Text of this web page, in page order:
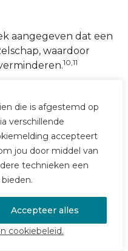
die is afgestemd op
verschillende
accepteert
jou door middel van
technieken een
Accepteer alles
cookiebeleid.
aangegeven dat een
waardoor
10,11
eenzaamheid. In
naar de
en zorgverleners
voor
kwamen de
de functies van de
ethische aspecten
komen ook terug in
uit het eerdere